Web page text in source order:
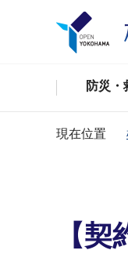
防災・
現在位置
【